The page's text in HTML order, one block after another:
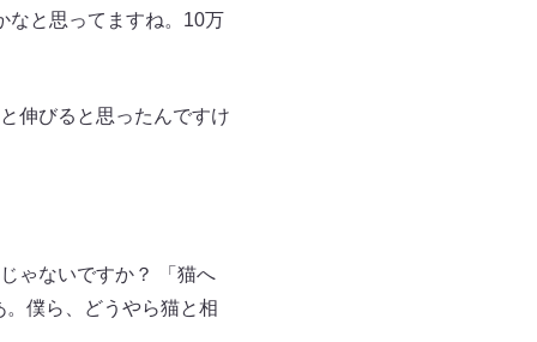
と思ってますね。10万
伸びると思ったんですけ
ゃないですか？ 「猫へ
僕ら、どうやら猫と相